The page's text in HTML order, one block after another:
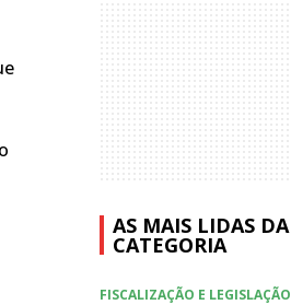
AS MAIS LIDAS DA
CATEGORIA
FISCALIZAÇÃO E LEGISLAÇÃO